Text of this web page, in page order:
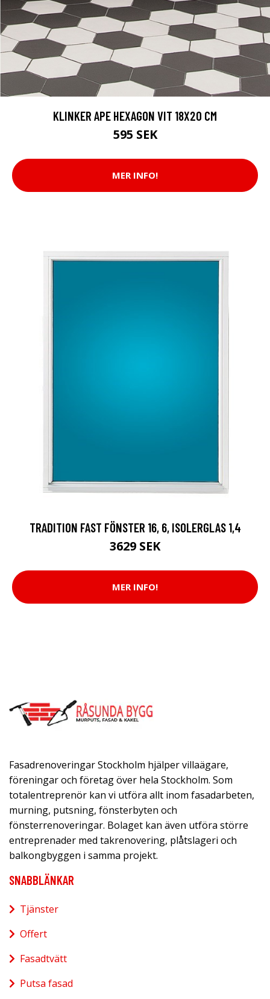
KLINKER APE HEXAGON VIT 18X20 CM
595 SEK
MER INFO!
TRADITION FAST FÖNSTER 16, 6, ISOLERGLAS 1,4
3629 SEK
MER INFO!
Fasadrenoveringar Stockholm hjälper villaägare,
föreningar och företag över hela Stockholm. Som
totalentreprenör kan vi utföra allt inom fasadarbeten,
murning, putsning, fönsterbyten och
fönsterrenoveringar. Bolaget kan även utföra större
entreprenader med takrenovering, plåtslageri och
balkongbyggen i samma projekt.
SNABBLÄNKAR
Tjänster
Offert
Fasadtvätt
Putsa fasad